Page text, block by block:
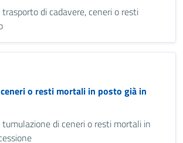
di cadavere, ceneri o resti
o resti mortali in posto già in
di ceneri o resti mortali in